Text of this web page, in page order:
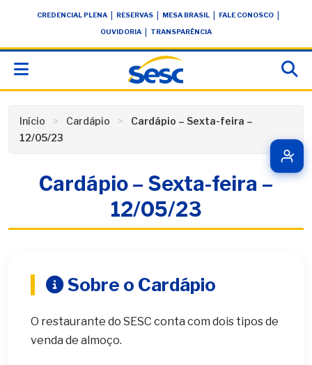
conteúdoCREDENCIAL PLENA RESERVAS MESA BRASIL FALE CONOSCO
OUVIDORIA TRANSPARÊNCIA
Início Cardápio
Cardápio – Sexta-feira –
12/05/23
Cardápio – Sexta-feira –
12/05/23
Sobre o Cardápio
O restaurante do SESC conta com dois tipos de
venda de almoço.